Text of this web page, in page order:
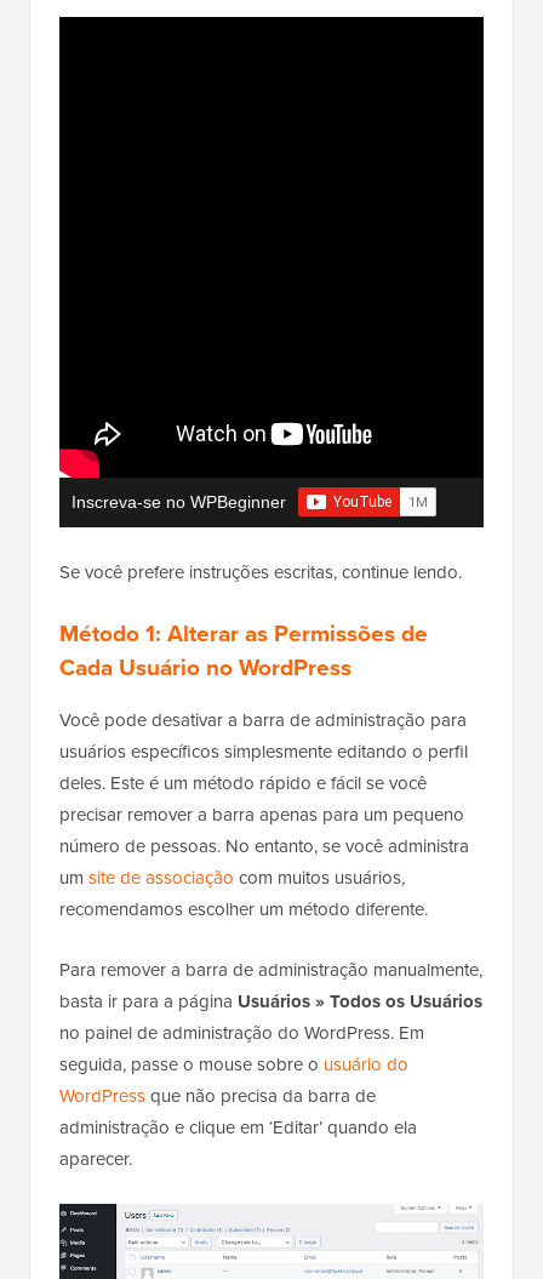
Inscreva-se no WPBeginner
Se você prefere instruções escritas, continue lendo.
Método 1: Alterar as Permissões de
Cada Usuário no WordPress
Você pode desativar a barra de administração para
usuários específicos simplesmente editando o perfil
deles. Este é um método rápido e fácil se você
precisar remover a barra apenas para um pequeno
número de pessoas. No entanto, se você administra
um site de associação com muitos usuários,
recomendamos escolher um método diferente.
Para remover a barra de administração manualmente,
basta ir para a página Usuários » Todos os Usuários
no painel de administração do WordPress. Em
seguida, passe o mouse sobre o usuário do
WordPressque não precisa da barra de
administração e clique em ‘Editar’ quando ela
aparecer.